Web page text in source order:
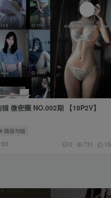
抖音 颉颉与猫 微密圈 NO.002期 【18P2V】
# 颉颉与猫
0 731 15